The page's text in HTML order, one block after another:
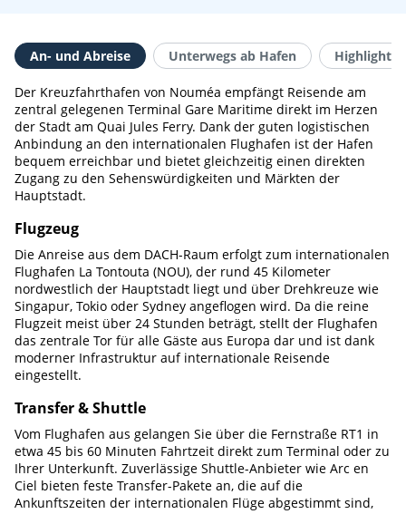
An- und Abreise Unterwegs ab Hafen Highlights
Der Kreuzfahrthafen von Nouméa empfängt Reisende am
zentral gelegenen Terminal Gare Maritime direkt im Herzen
der Stadt am Quai Jules Ferry. Dank der guten logistischen
Anbindung an den internationalen Flughafen ist der Hafen
bequem erreichbar und bietet gleichzeitig einen direkten
Zugang zu den Sehenswürdigkeiten und Märkten der
Hauptstadt.
Flugzeug
Die Anreise aus dem DACH-Raum erfolgt zum internationalen
Flughafen La Tontouta (NOU), der rund 45 Kilometer
nordwestlich der Hauptstadt liegt und über Drehkreuze wie
Singapur, Tokio oder Sydney angeflogen wird. Da die reine
Flugzeit meist über 24 Stunden beträgt, stellt der Flughafen
das zentrale Tor für alle Gäste aus Europa dar und ist dank
moderner Infrastruktur auf internationale Reisende
eingestellt.
Transfer & Shuttle
Vom Flughafen aus gelangen Sie über die Fernstraße RT1 in
etwa 45 bis 60 Minuten Fahrtzeit direkt zum Terminal oder zu
Ihrer Unterkunft. Zuverlässige Shuttle-Anbieter wie Arc en
Ciel bieten feste Transfer-Pakete an, die auf die
Ankunftszeiten der internationalen Flüge abgestimmt sind,